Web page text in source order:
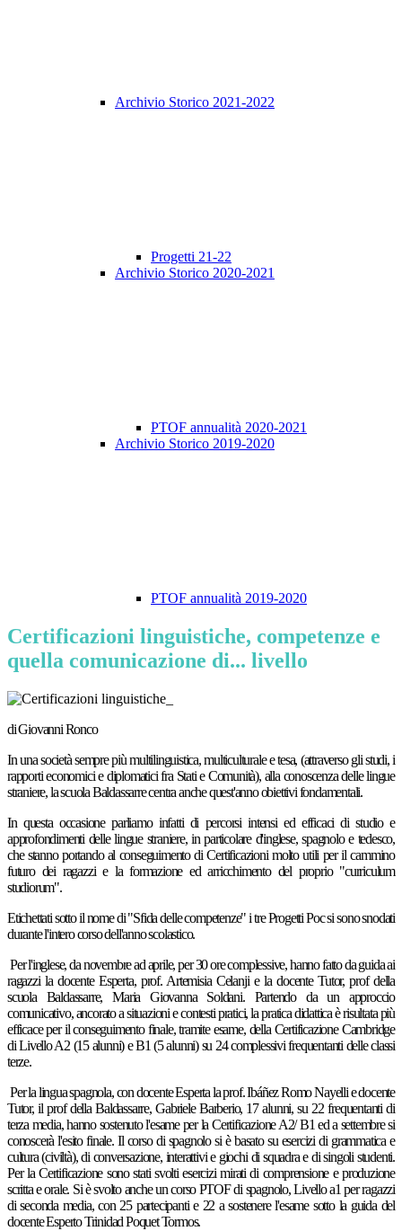
Archivio Storico 2021-2022
Progetti 21-22
Archivio Storico 2020-2021
PTOF annualità 2020-2021
Archivio Storico 2019-2020
PTOF annualità 2019-2020
Certificazioni linguistiche, competenze e
quella comunicazione di... livello
di Giovanni Ronco
In una società sempre più multilinguistica, multiculturale e tesa, (attraverso gli studi, i
rapporti economici e diplomatici fra Stati e Comunità), alla conoscenza delle lingue
straniere, la scuola Baldassarre centra anche quest'anno obiettivi fondamentali.
In questa occasione parliamo infatti di percorsi intensi ed efficaci di studio e
approfondimenti delle lingue straniere, in particolare d'inglese, spagnolo e tedesco,
che stanno portando al conseguimento di Certificazioni molto utili per il cammino
futuro dei ragazzi e la formazione ed arricchimento del proprio "curriculum
studiorum".
Etichettati sotto il nome di "Sfida delle competenze" i tre Progetti Poc si sono snodati
durante l'intero corso dell'anno scolastico.
Per l'inglese, da novembre ad aprile, per 30 ore complessive, hanno fatto da guida ai
ragazzi la docente Esperta, prof. Artemisia Celanji e la docente Tutor, prof della
scuola Baldassarre, Maria Giovanna Soldani. Partendo da un approccio
comunicativo, ancorato a situazioni e contesti pratici, la pratica didattica è risultata più
efficace per il conseguimento finale, tramite esame, della Certificazione Cambridge
di Livello A2 (15 alunni) e B1 (5 alunni) su 24 complessivi frequentanti delle classi
terze.
Per la lingua spagnola, con docente Esperta la prof. Ibáñez Romo Nayelli e docente
Tutor, il prof della Baldassarre, Gabriele Barberio, 17 alunni, su 22 frequentanti di
terza media, hanno sostenuto l'esame per la Certificazione A2/ B1 ed a settembre si
conoscerà l'esito finale. Il corso di spagnolo si è basato su esercizi di grammatica e
cultura (civiltà), di conversazione, interattivi e giochi di squadra e di singoli studenti.
Per la Certificazione sono stati svolti esercizi mirati di comprensione e produzione
scritta e orale. Si è svolto anche un corso PTOF di spagnolo, Livello a1 per ragazzi
di seconda media, con 25 partecipanti e 22 a sostenere l'esame sotto la guida del
docente Esperto Trinidad Poquet Tormos.